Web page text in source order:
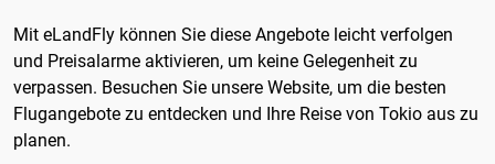
Mit eLandFly können Sie diese Angebote leicht verfolgen
und Preisalarme aktivieren, um keine Gelegenheit zu
verpassen. Besuchen Sie unsere Website, um die besten
Flugangebote zu entdecken und Ihre Reise von Tokio aus zu
planen.